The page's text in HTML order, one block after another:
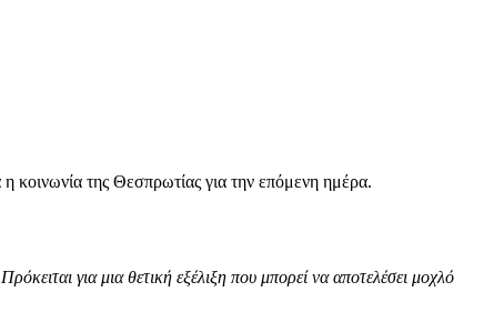
κοινωνία της Θεσπρωτίας για την επόμενη ημέρα.
για μια θετική εξέλιξη που μπορεί να αποτελέσει μοχλό